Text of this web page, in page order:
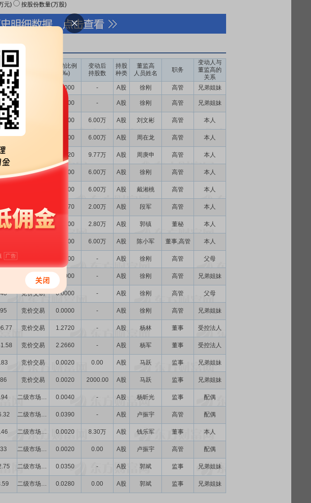
元) 按股份数量(万股)
额
)
变动比例
(‰)
变动后
持股数
持股
种类
董监高
人员姓名
职务
变动人与
董监高的
关系
0.0000 - A股 徐刚 高管
兄弟姐妹
0.0000 - A股 徐刚 高管
兄弟姐妹
0.0200 6.00万 A股 刘文彬 高管
本人
竞价交易 0.0200 6.00万 A股 周在龙 高管
本人
0.0220 9.77万 A股 周庚申 高管
本人
竞价交易 0.0200 6.00万 A股 徐刚 高管
本人
0.0200 6.00万 A股 戴湘桃 高管
本人
竞价交易 0.0070 2.00万 A股 段军 高管
本人
竞价交易 0.0100 2.80万 A股 郭镇 董秘
本人
0.0200 6.00万 A股 陈小军 董事,高管
本人
0.0000 - A股 徐刚 高管
父母
竞价交易 0.0000 - A股 徐刚 高管
兄弟姐妹
竞价交易 0.0000 - A股 徐刚 高管
父母
竞价交易 0.0000 - A股 徐刚 高管
兄弟姐妹
竞价交易 1.2720 - A股 杨林 董事
受控法人
竞价交易 2.2660 - A股 杨军 董事
受控法人
竞价交易 0.0020 0.00 A股 马跃 监事
兄弟姐妹
竞价交易 0.0020 2000.00 A股 马跃 监事
兄弟姐妹
二级市场买卖 0.0040 - A股 杨昕光 监事
配偶
二级市场买卖 0.0390 - A股 卢振宇 高管
配偶
二级市场买卖 0.0020 8.30万 A股 钱乐军 董事
本人
二级市场买卖 0.0020 0.00 A股 卢振宇 高管
配偶
二级市场买卖 0.0350 - A股 郭斌 监事
兄弟姐妹
二级市场买卖 0.0280 0.00 A股 郭斌 监事 兄弟姐妹